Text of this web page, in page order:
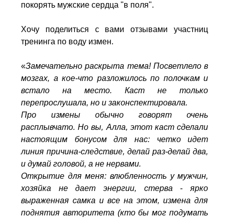
покорять мужские сердца "в поля".
Хочу поделиться с вами отзывами участниц
тренинга по воду измен.
«Замечательно раскрыта тема! Посветлело в
мозгах, а кое-что разложилось по полочкам и
встало на место. Каст не только
перепрослушала, но и законспектировала.
Про измены обычно говорят очень
расплывчато. Но вы, Алла, этот каст сделали
настоящим бонусом для нас: четко идет
линия причина-следствие, делай раз-делай два,
и думай головой, а не нервами.
Открытие для меня: влюбленность у мужчин,
хозяйка не дает энергии, стерва - ярко
выраженная самка и все на этом, измена для
поднятия авторитета (кто бы мог подумать